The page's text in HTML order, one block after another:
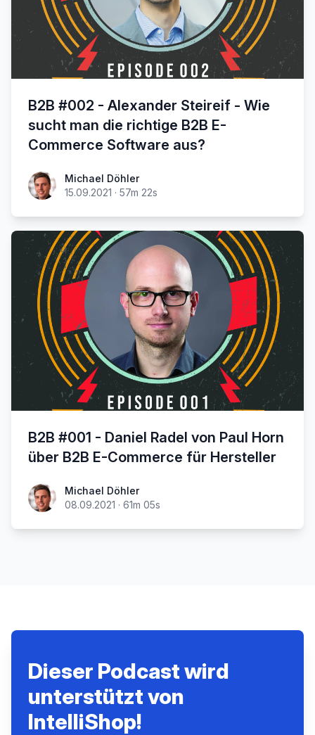
B2B #002 - Alexander Steireif - Wie
sucht man die richtige B2B E-
Commerce Software aus?
Michael Döhler
15.09.2021 · 57m 22s
B2B #001 - Daniel Radel von Paul Horn
über B2B E-Commerce für Hersteller
Michael Döhler
08.09.2021 · 61m 05s
Dieser Podcast wird
unterstützt von
IntelliShop!